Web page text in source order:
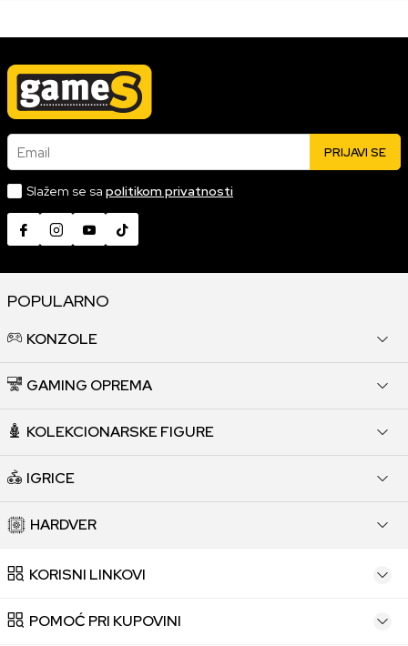
Email PRIJAVI SE
Slažem se sa politikom privatnosti
POPULARNO
KONZOLE
GAMING OPREMA
KOLEKCIONARSKE FIGURE
IGRICE
HARDVER
KORISNI LINKOVI
POMOĆ PRI KUPOVINI